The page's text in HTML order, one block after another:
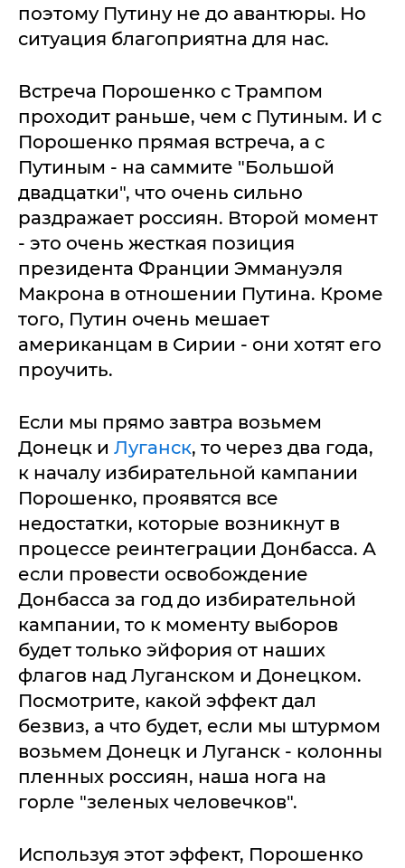
поэтому Путину не до авантюры. Но
ситуация благоприятна для нас.
Встреча Порошенко с Трампом
проходит раньше, чем с Путиным. И с
Порошенко прямая встреча, а с
Путиным - на саммите "Большой
двадцатки", что очень сильно
раздражает россиян. Второй момент
- это очень жесткая позиция
президента Франции Эммануэля
Макрона в отношении Путина. Кроме
того, Путин очень мешает
американцам в Сирии - они хотят его
проучить.
Если мы прямо завтра возьмем
Донецк и Луганск, то через два года,
к началу избирательной кампании
Порошенко, проявятся все
недостатки, которые возникнут в
процессе реинтеграции Донбасса. А
если провести освобождение
Донбасса за год до избирательной
кампании, то к моменту выборов
будет только эйфория от наших
флагов над Луганском и Донецком.
Посмотрите, какой эффект дал
безвиз, а что будет, если мы штурмом
возьмем Донецк и Луганск - колонны
пленных россиян, наша нога на
горле "зеленых человечков".
Используя этот эффект, Порошенко